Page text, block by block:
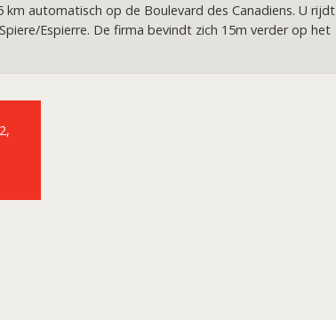
automatisch op de Boulevard des Canadiens. U rijdt
Espierre. De firma bevindt zich 15m verder op het